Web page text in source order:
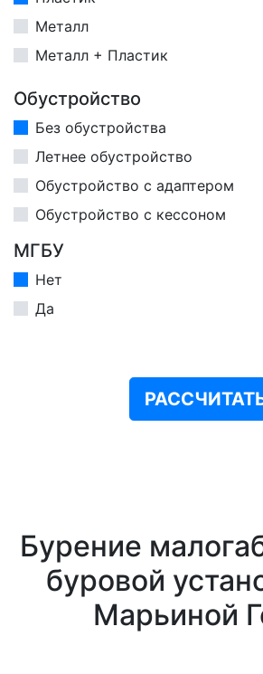
Металл
Металл + Пластик
Обустройство
Без обустройства
Летнее обустройство
Обустройство с адаптером
Обустройство с кессоном
МГБУ
Нет
Да
Бурение
буровой
Марьиной